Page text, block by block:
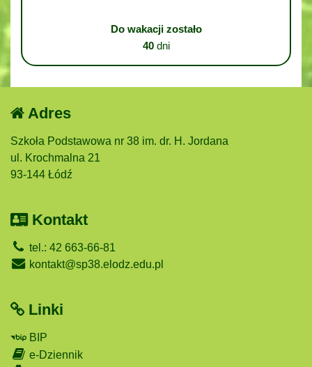
Do wakacji zostało
40dni
Adres
Szkoła Podstawowa nr 38 im. dr. H. Jordana
ul. Krochmalna 21
93-144 Łódź
Kontakt
tel.: 42 663-66-81
kontakt@sp38.elodz.edu.pl
Linki
BIP
e-Dziennik